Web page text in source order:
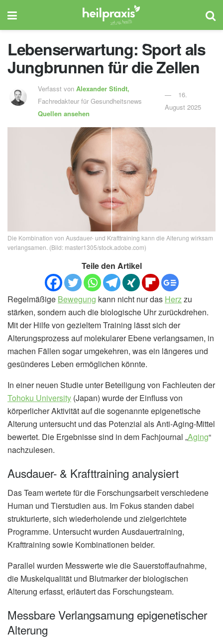
Lebenserwartung: Sport als
Jungbrunnen für die Zellen
Verfasst von Alexander Stindt,
Fachredakteur für Gesundheitsnews
Quellen ansehen
16.
August 2025
Die Kombination von Ausdauer- und Krafttraining kann die Alterung wirksam
verlangsamen. (Bild: master1305/stock.adobe.com)
Teile den Artikel
Regelmäßige Bewegung kann nicht nur das Herzzu
stärken, sondern auch die biologische Uhr zurückdrehen.
Mit der Hilfe von gezieltem Training lässt sich der
Alterungsprozess auf molekularer Ebene verlangsamen, in
machen Fällen sogar umgekehren, was ein längeres und
gesünderes Leben ermöglichen könnte.
In einer neuen Studie unter Beteiligung von Fachleuten der
Tohoku University (Japan) wurde der Einfluss von
körperlicher Aktivität auf die sogenannte epigenetische
Alterung untersucht und das Potenzial als Anti-Aging-Mittel
bewertet. Die Ergebnisse sind in dem Fachjournal „Aging“
nachzulesen.
Ausdauer- & Krafttraining analysiert
Das Team wertete für die Forschungsarbeit verschiedene
Human und Tierstudien aus. Im Fokus standen dabei
strukturierte, sich wiederholende und zielgerichtete
Programme. Untersucht wurden Ausdauertraining,
Krafttraining sowie Kombinationen beider.
Parallel wurden Messwerte wie die Sauerstoffaufnahme,
die Muskelqualität und Blutmarker der biologischen
Alterung erfasst, erläutert das Forschungsteam.
Messbare Verlangsamung epigenetischer
Alterung